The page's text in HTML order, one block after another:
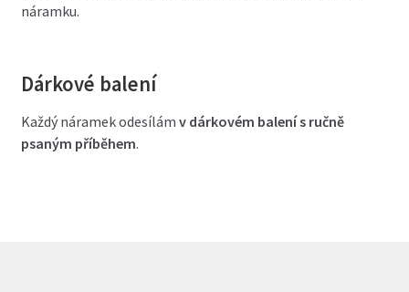
náramku.
Dárkové balení
Každý náramek odesílám v dárkovém balení s ručně
psaným příběhem.